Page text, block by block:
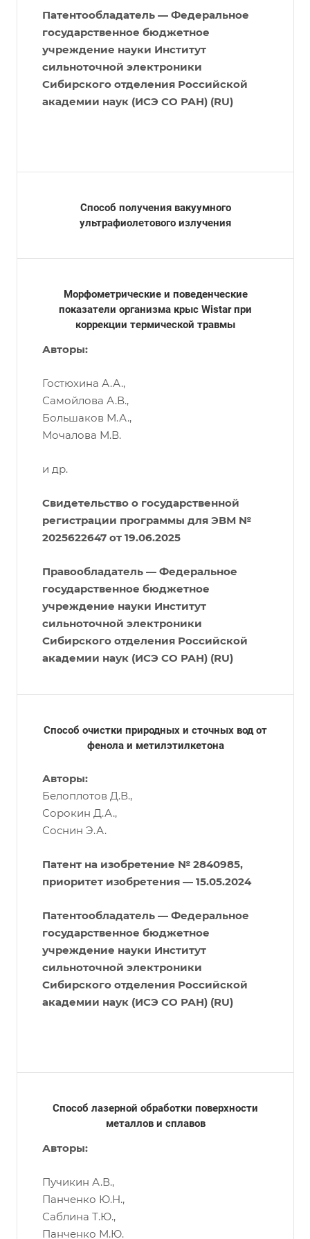
Патентообладатель — Федеральное
государственное бюджетное
учреждение науки Институт
сильноточной электроники
Сибирского отделения Российской
академии наук (ИСЭ СО РАН) (RU)
Способ получения вакуумного
ультрафиолетового излучения
Морфометрические и поведенческие
показатели организма крыс Wistar при
коррекции термической травмы
Авторы:
Гостюхина А.А.,
Самойлова А.В.,
Большаков М.А.,
Мочалова М.В.
и др.
Свидетельство о государственной
регистрации программы для ЭВМ №
2025622647 от 19.06.2025
Правообладатель — Федеральное
государственное бюджетное
учреждение науки Институт
сильноточной электроники
Сибирского отделения Российской
академии наук (ИСЭ СО РАН) (RU)
Способ очистки природных и сточных вод от
фенола и метилэтилкетона
Авторы:
Белоплотов Д.В.,
Сорокин Д.А.,
Соснин Э.А.
Патент на изобретение № 2840985,
приоритет изобретения — 15.05.2024
Патентообладатель — Федеральное
государственное бюджетное
учреждение науки Институт
сильноточной электроники
Сибирского отделения Российской
академии наук (ИСЭ СО РАН) (RU)
Способ лазерной обработки поверхности
металлов и сплавов
Авторы:
Пучикин А.В.,
Панченко Ю.Н.,
Саблина Т.Ю.,
Панченко М.Ю.